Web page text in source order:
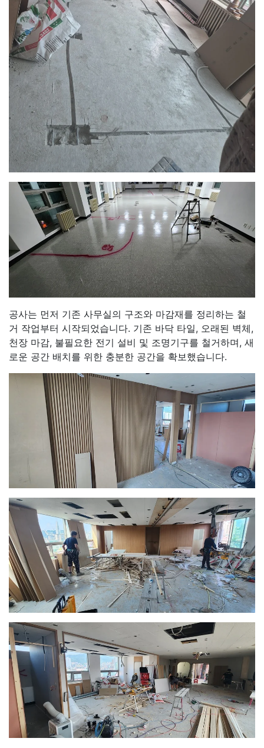
공사는 먼저 기존 사무실의 구조와 마감재를 정리하는 철
거 작업부터 시작되었습니다. 기존 바닥 타일, 오래된 벽체,
천장 마감, 불필요한 전기 설비 및 조명기구를 철거하며, 새
로운 공간 배치를 위한 충분한 공간을 확보했습니다.